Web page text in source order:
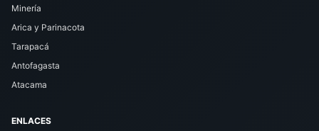
Minería
Arica y Parinacota
Tarapacá
Antofagasta
Atacama
ENLACES